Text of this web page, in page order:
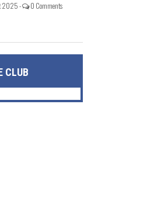
2025 - 0 Comments
CLUB